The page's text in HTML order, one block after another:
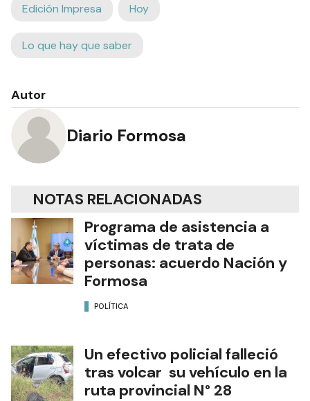
Edición Impresa Hoy
Lo que hay que saber
Autor
Diario Formosa
NOTAS RELACIONADAS
Programa de asistencia a
víctimas de trata de
personas: acuerdo Nación y
Formosa
POLÍTICA
Un efectivo policial falleció
tras volcar su vehículo en la
ruta provincial N° 28